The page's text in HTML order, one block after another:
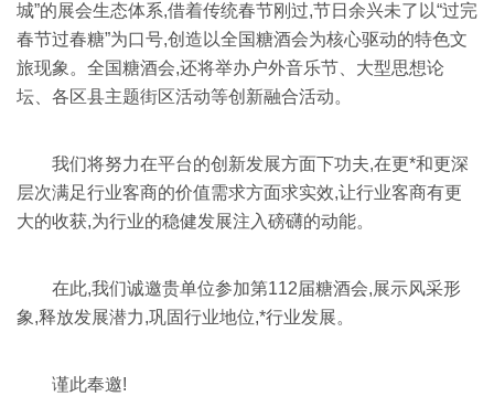
城”的展会生态体系,借着传统春节刚过,节日余兴未了以“过完
春节过春糖”为口号,创造以全国糖酒会为核心驱动的特色文
旅现象。全国糖酒会,还将举办户外音乐节、大型思想论
坛、各区县主题街区活动等创新融合活动。
我们将努力在平台的创新发展方面下功夫,在更*和更深
层次满足行业客商的价值需求方面求实效,让行业客商有更
大的收获,为行业的稳健发展注入磅礴的动能。
在此,我们诚邀贵单位参加第112届糖酒会,展示风采形
象,释放发展潜力,巩固行业地位,*行业发展。
谨此奉邀!